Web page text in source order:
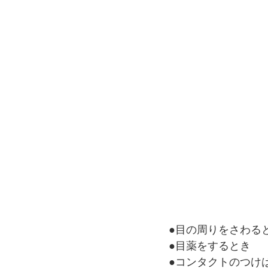
●目の周りをさわる
●目薬をするとき
●コンタクトのつけ